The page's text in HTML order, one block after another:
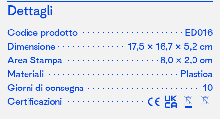
Dettagli
Codice prodotto
ED016
Dimensione
17,5 × 16,7 × 5,2 cm
Area Stampa
8,0 × 2,0 cm
Materiali
Plastica
Giorni di consegna
10
Certificazioni